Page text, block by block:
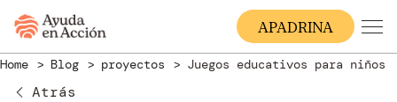
APADRINA
Home Blog proyectos Juegos educativos para niños
Atrás